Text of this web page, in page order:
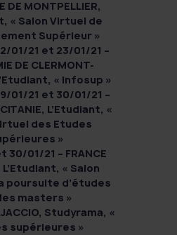
DE MONTPELLIER,
« Salon Virtuel de
Supérieur »
01/21 et 23/01/21 –
DE CLERMONT-
« Infosup »
01/21 et 30/01/21 –
L’Etudiant, «
des Etudes
»
30/01/21 – FRANCE
L’Etudiant, « Salon
poursuite d’études
masters »
Studyrama, «
supérieures »